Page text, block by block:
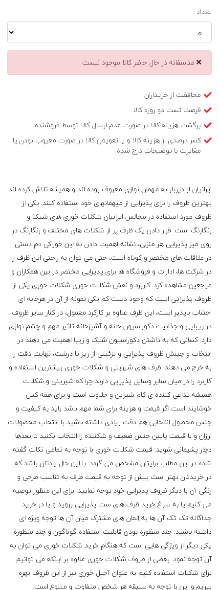
تعداد :
متاسفانه در حال حاضر کالا موجود نیست
محافظت از خریداران
فرصت تست دو روزه کالا
برگشت هزینه کالا در صورت عدم ارسال کالا توسط فروشنده
کسر درصدی از هزینه کالا و یا تعویض کالا در صورت معیوب بودن یا
مغایرت با توضیحات درج شده
ایرانیان از دیرباز به مهمان نوازی معروف بوده اند و همیشه تلاش کرده اند
بهترین ظروف را برای پذیرایی از میهمانهای خود استفاده کنند. یکی از
ظروف مورد استفاده در مجالس ایرانیان شکلات خوری های شیک و
رنگارنگ است. قرار دادن یک ظرف پر از شکلات های مختلف و رنگارنگ در
روی میز پذیرایی هر منزلی، نشانه اهمیت دادن به این خوراکی دم دستی
در ملاقات های مختصر و کوتاه است، حتی می توان به راحتی این ظرف را
در شرکت ها، ادارات و فروشگاه ها برای پذیرایی مختصر در بین همکاران و
مراجعین مشاهده کرد. کاربرد و نقش شکلات خوری شکلات خوری یکی از
ظروف پذیرایی است که وجود دست کم یکی نمونه از آن در هرخانه ای
اجتناب ناپذیر است، این ظرف علاوه بر کارکرد معمول، در کنار سایر ظروف
در زیبایی و جذابیت دکوراسیون خانه و آشپزخانه تاثیر مهم و چشم نوازی
دارد. کسانی که به داشتن دکوراسیون شیک و زیبا اهمیت می دهند در
انتخاب و چینش ظروف پذیرایی و تزئینی از ریز تا درشت، نهایت دقت را
به خرج می دهند. ظرف های شیرینی و شکلات خوری بیشترین استفاده و
کاربرد را در میان سایر وسایل پذیرایی دارند چرا که شیرینی و شکلات
همیشه تداعی کننده ی کام شیرین و حلاوت است و برای همه کس
خوشایند است.اگر قیمت و هزینه برای شما مهم باشد باید به کیفیت و
جنس محصول انتخابی هم دقت زیادی داشته باشید با انتخاب محصولات
ارزان و با قیمت پایین جنس ضعیف و شکننده را انتخاب نکنید تا بعدها
دچار پشیمانی شوید. قیمت شکلات خوری با توجه به تمامی نکات گفته
شده در این مطلب برایتان مشخص می گردد. با این حال یادتان باشد که
در خریدتان بهتر است بیش از توجه به قیمت ظرف به تناسب طرحی و
رنگی آن با دیگر ظروف پذیرایی خود توجه نمایید. برای این منظور توصیه
می کنیم یا به سراغ خرید ظرف های ست پذیرایی بروید و یا در خرید
جداگانه تک تک آن ها به اِلمان های مشترک میان آن ها توجه ویژه ای
داشته باشید. چند منظوره بودن قابلیت استفاده گوناگون و چند منظوره
یکی دیگر از ویژگی هایی است که هنگام خرید شکلات خوری می توان به
آن توجه نمود. بعضی از ظروف شکلات خوری علاوه بر اینکه می توانیم
برای شکلات استفاده کنیم به عنوان آجیل خوری نیز از این ظروف بهره
ببریم و این با توجه به سلیقه هر شخص متفاوت و متنوع است.